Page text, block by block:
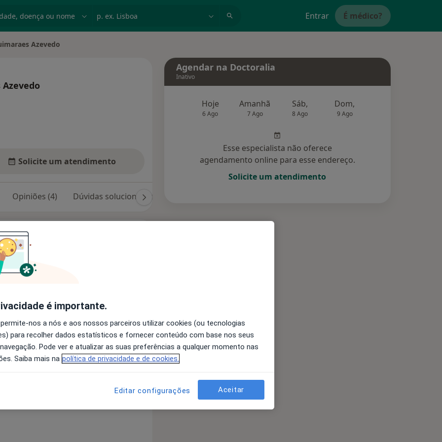
Entrar É médico?
Azevedo
Solicite um atendimento
Opiniões (4) Dúvidas solucionadas (2)
em intervenção psicológica
22 anos dos quais de
e orientação, Técnico
competências especializadas na
e perturbações do. Experiencia na
depressivas, ansiosas terapia
Ansiedade Da Separação
Dislexia
Agendar na Doctoralia
Inativo
Hoje
6 Ago
Amanhã
7 Ago
Sáb,
8 Ago
Dom,
9 Ago
Esse especialista não oferece
agendamento online para esse endereço.
Solicite um atendimento
é importante.
nos a nós e aos nossos parceiros utilizar cookies (ou tecnologias
para recolher dados estatísticos e fornecer conteúdo com base nos seus
Pode ver e atualizar as suas preferências a qualquer momento nas
Saiba mais na política de privacidade e de cookies.
Editar configurações Aceitar